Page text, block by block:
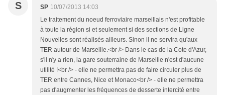
S SP 10/07/2013 14:03
Le traitement du noeud ferroviaire marseillais n'est profitable
à toute la région si et seulement si des sections de Ligne
Nouvelles sont réalisés ailleurs. Sinon il ne servira qu'aux
TER autour de Marseille.<br /> Dans le cas de la Cote d'Azur,
s'il n'y a rien, la gare souterraine de Marseille n'est d'aucune
utilité !<br /> - elle ne permettra pas de faire circuler plus de
TER entre Cannes, Nice et Monaco<br /> - elle ne permettra
pas d'augmenter les fréquences de desserte intercité entre